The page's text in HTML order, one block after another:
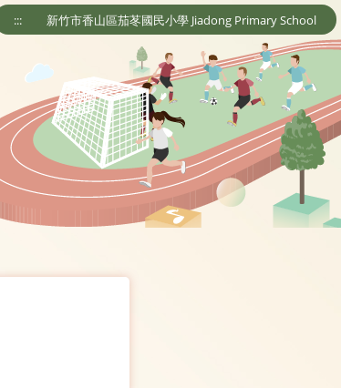
::: 新竹市香山區茄苳國民小學 Jiadong Primary School